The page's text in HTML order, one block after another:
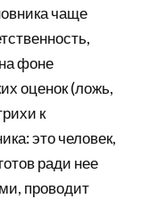
чаще
фоне
оценок (ложь,
к
это человек,
ради нее
проводит